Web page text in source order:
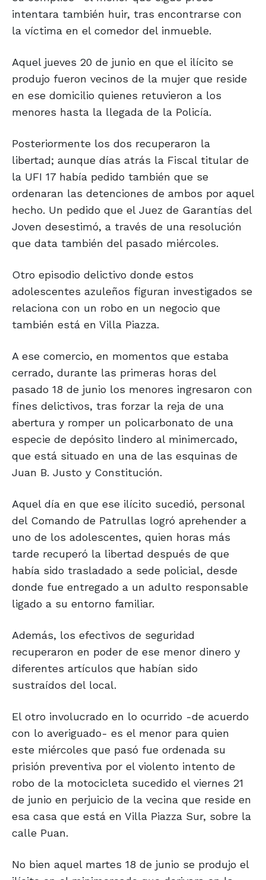
intentara también huir, tras encontrarse con
la víctima en el comedor del inmueble.
Aquel jueves 20 de junio en que el ilícito se
produjo fueron vecinos de la mujer que reside
en ese domicilio quienes retuvieron a los
menores hasta la llegada de la Policía.
Posteriormente los dos recuperaron la
libertad; aunque días atrás la Fiscal titular de
la UFI 17 había pedido también que se
ordenaran las detenciones de ambos por aquel
hecho. Un pedido que el Juez de Garantías del
Joven desestimó, a través de una resolución
que data también del pasado miércoles.
Otro episodio delictivo donde estos
adolescentes azuleños figuran investigados se
relaciona con un robo en un negocio que
también está en Villa Piazza.
A ese comercio, en momentos que estaba
cerrado, durante las primeras horas del
pasado 18 de junio los menores ingresaron con
fines delictivos, tras forzar la reja de una
abertura y romper un policarbonato de una
especie de depósito lindero al minimercado,
que está situado en una de las esquinas de
Juan B. Justo y Constitución.
Aquel día en que ese ilícito sucedió, personal
del Comando de Patrullas logró aprehender a
uno de los adolescentes, quien horas más
tarde recuperó la libertad después de que
había sido trasladado a sede policial, desde
donde fue entregado a un adulto responsable
ligado a su entorno familiar.
Además, los efectivos de seguridad
recuperaron en poder de ese menor dinero y
diferentes artículos que habían sido
sustraídos del local.
El otro involucrado en lo ocurrido -de acuerdo
con lo averiguado- es el menor para quien
este miércoles que pasó fue ordenada su
prisión preventiva por el violento intento de
robo de la motocicleta sucedido el viernes 21
de junio en perjuicio de la vecina que reside en
esa casa que está en Villa Piazza Sur, sobre la
calle Puan.
No bien aquel martes 18 de junio se produjo el